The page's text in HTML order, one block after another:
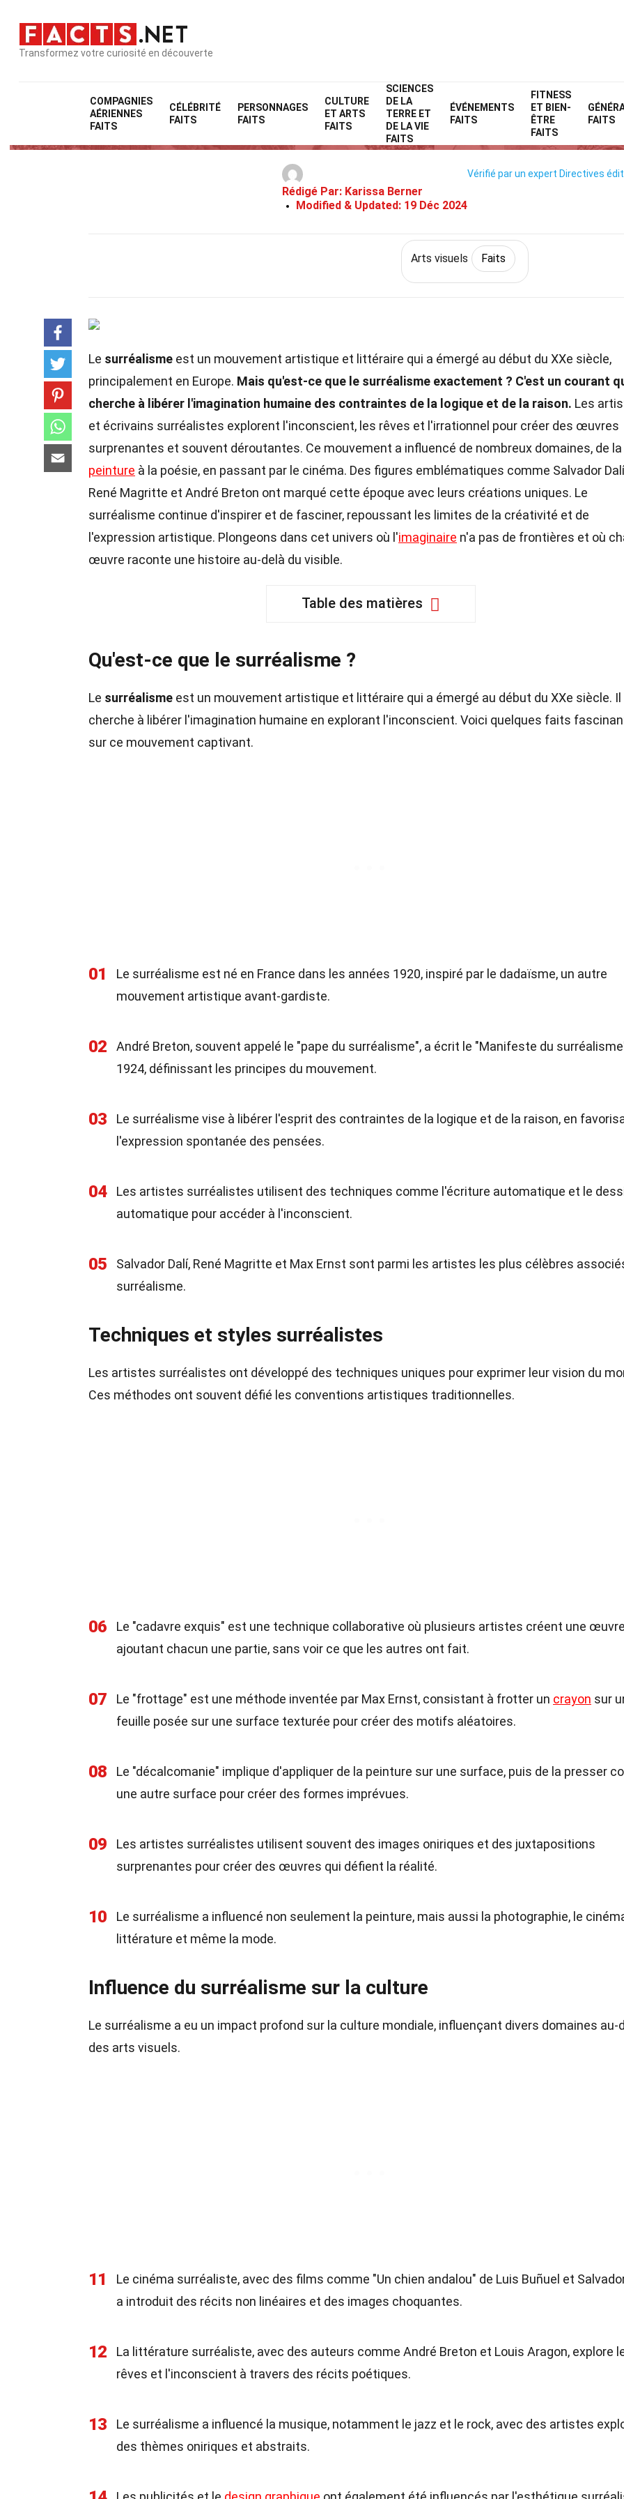
Transformez votre curiosité en découverte
COMPAGNIES
AÉRIENNES
FAITS
CÉLÉBRITÉ
FAITS
PERSONNAGES
FAITS
CULTURE
ET ARTS
FAITS
SCIENCES
DE LA
TERRE ET
DE LA VIE
FAITS
ÉVÉNEMENTS
FAITS
FITNESS
ET BIEN-
ÊTRE
FAITS
FAITS
Home Culture et arts Arts visuelsFaits
34 Faits Sur Surréalisme
Rédigé Par: Karissa Berner
Modified & Updated: 19 Déc 2024
Vérifié par un expert Directives
Arts visuels Faits
Le surréalisme est un mouvement artistique et littéraire qui a émergé au début du XXe siècle,
principalement en Europe. Mais qu'est-ce que le surréalisme exactement ? C'est un courant
cherche à libérer l'imagination humaine des contraintes de la logique et de la raison. Les
et écrivains surréalistes explorent l'inconscient, les rêves et l'irrationnel pour créer des œuvres
surprenantes et souvent déroutantes. Ce mouvement a influencé de nombreux domaines, de la
peinture à la poésie, en passant par le cinéma. Des figures emblématiques comme Salvador
René Magritte et André Breton ont marqué cette époque avec leurs créations uniques. Le
surréalisme continue d'inspirer et de fasciner, repoussant les limites de la créativité et de
l'expression artistique. Plongeons dans cet univers où l'imaginaire n'a pas de frontières et où
œuvre raconte une histoire au-delà du visible.
Table des matières
Qu'est-ce que le surréalisme ?
Le surréalisme est un mouvement artistique et littéraire qui a émergé au début du XXe siècle. Il
cherche à libérer l'imagination humaine en explorant l'inconscient. Voici quelques faits
sur ce mouvement captivant.
01
Le surréalisme est né en France dans les années 1920, inspiré par le dadaïsme, un autre
mouvement artistique avant-gardiste.
02
André Breton, souvent appelé le "pape du surréalisme", a écrit le "Manifeste du
1924, définissant les principes du mouvement.
03
Le surréalisme vise à libérer l'esprit des contraintes de la logique et de la raison, en
l'expression spontanée des pensées.
04
Les artistes surréalistes utilisent des techniques comme l'écriture automatique et le
automatique pour accéder à l'inconscient.
05
Salvador Dalí, René Magritte et Max Ernst sont parmi les artistes les plus célèbres
surréalisme.
Techniques et styles surréalistes
Les artistes surréalistes ont développé des techniques uniques pour exprimer leur vision du
Ces méthodes ont souvent défié les conventions artistiques traditionnelles.
06
Le "cadavre exquis" est une technique collaborative où plusieurs artistes créent une
ajoutant chacun une partie, sans voir ce que les autres ont fait.
07 Le "frottage" est une méthode inventée par Max Ernst, consistant à frotter un crayon sur
feuille posée sur une surface texturée pour créer des motifs aléatoires.
08
Le "décalcomanie" implique d'appliquer de la peinture sur une surface, puis de la presser
une autre surface pour créer des formes imprévues.
09
Les artistes surréalistes utilisent souvent des images oniriques et des juxtapositions
surprenantes pour créer des œuvres qui défient la réalité.
10
Le surréalisme a influencé non seulement la peinture, mais aussi la photographie, le
littérature et même la mode.
Influence du surréalisme sur la culture
Le surréalisme a eu un impact profond sur la culture mondiale, influençant divers domaines au-
des arts visuels.
11
Le cinéma surréaliste, avec des films comme "Un chien andalou" de Luis Buñuel et
a introduit des récits non linéaires et des images choquantes.
12
La littérature surréaliste, avec des auteurs comme André Breton et Louis Aragon, explore
rêves et l'inconscient à travers des récits poétiques.
13
Le surréalisme a influencé la musique, notamment le jazz et le rock, avec des artistes
des thèmes oniriques et abstraits.